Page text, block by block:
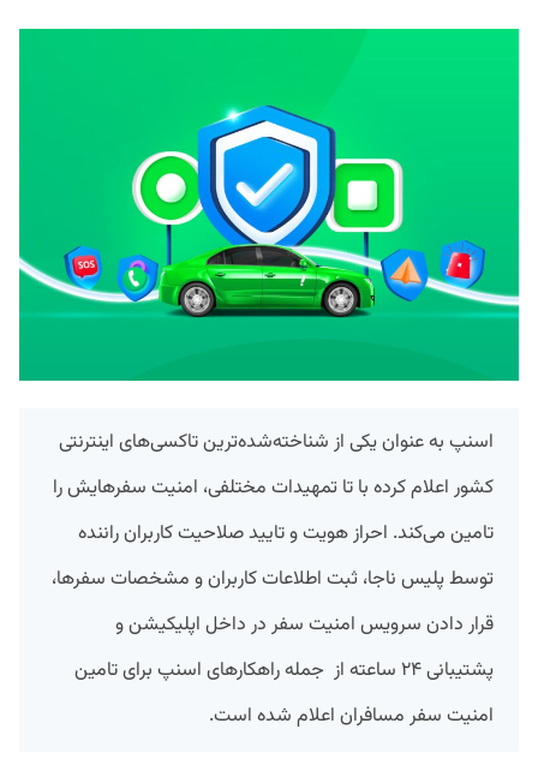
اسنپ به عنوان یکی از شناخته‌شده‌ترین تاکسی‌های اینترنتی
کشور اعلام کرده با تا تمهیدات مختلفی، امنیت سفرهایش را
تامین می‌کند. احراز هویت و تایید صلاحیت کاربران راننده
توسط پلیس ناجا، ثبت اطلاعات کاربران و مشخصات سفرها،
قرار دادن سرویس امنیت سفر در داخل اپلیکیشن و
پشتیبانی ۲۴ ساعته از جمله راهکارهای اسنپ برای تامین
امنیت سفر مسافران اعلام شده است.